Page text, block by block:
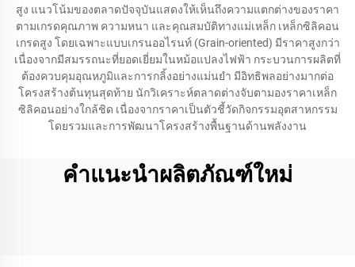
สูง แนวโน้มของตลาดปัจจุบันแสดงให้เห็นถึงความแตกต่างของราคา
ตามเกรดคุณภาพ ความหนา และคุณสมบัติทางแม่เหล็ก เหล็กซิลิคอน
เกรดสูง โดยเฉพาะแบบเกรนออไรนท์ (Grain-oriented) มีราคาสูงกว่า
เนื่องจากมีสมรรถนะที่ยอดเยี่ยมในหม้อแปลงไฟฟ้า กระบวนการผลิตที่
ต้องควบคุมอุณหภูมิและการกลิ้งอย่างแม่นยำ มีอิทธิพลอย่างมากต่อ
โครงสร้างต้นทุนสุดท้าย นักวิเคราะห์ตลาดต่างจับตามองราคาเหล็ก
ซิลิคอนอย่างใกล้ชิด เนื่องจากราคาเป็นตัวชี้วัดกิจกรรมอุตสาหกรรม
โดยรวมและการพัฒนาโครงสร้างพื้นฐานด้านพลังงาน
คำแนะนำผลิตภัณฑ์ใหม่